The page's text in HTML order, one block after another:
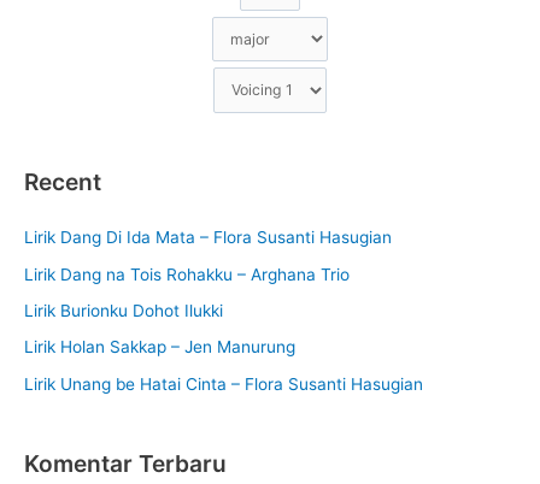
Recent
Lirik Dang Di Ida Mata – Flora Susanti Hasugian
Lirik Dang na Tois Rohakku – Arghana Trio
Lirik Burionku Dohot Ilukki
Lirik Holan Sakkap – Jen Manurung
Lirik Unang be Hatai Cinta – Flora Susanti Hasugian
Komentar Terbaru